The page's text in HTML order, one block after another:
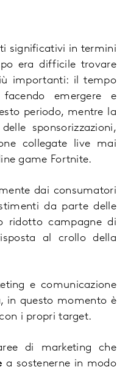
significativi in termini
era difficile trovare
importanti: il tempo
emergere e
periodo, mentre la
sponsorizzazioni,
collegate live mai
game Fortnite.
dai consumatori
da parte delle
ridotto campagne di
al crollo della
e comunicazione
in questo momento è
i propri target.
di marketing che
a sostenerne in modo